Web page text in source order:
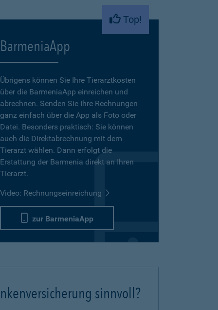
Top!
BarmeniaApp
Übrigens können Sie Ihre Tierarztkosten
über die BarmeniaApp einreichen und
abrechnen. Senden Sie Ihre Rechnungen
ganz einfach über die App als Foto oder
Datei. Besonders praktisch: Sie können
auch die Direktabrechnung mit dem
Tierarzt wählen. Dann erfolgt die
Erstattung der Barmenia direkt an Ihren
Tierarzt.
Video: Rechnungseinreichung
zur BarmeniaApp
sinnvoll?